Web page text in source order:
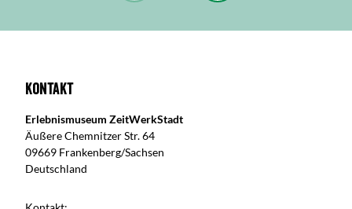
Kontakt
Erlebnismuseum ZeitWerkStadt
Äußere Chemnitzer Str. 64
09669 Frankenberg/Sachsen
Deutschland